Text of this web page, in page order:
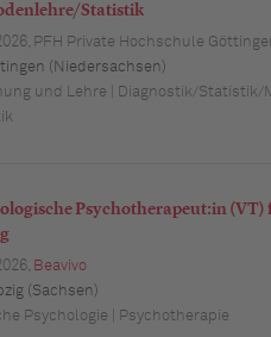
Statistik
PFH Private Hochschule
(Niedersachsen)
und Lehre | Diagnostik/Statistik/
Psychotherapeut:in
Beavivo
(Sachsen)
Psychologie | Psychotherapie